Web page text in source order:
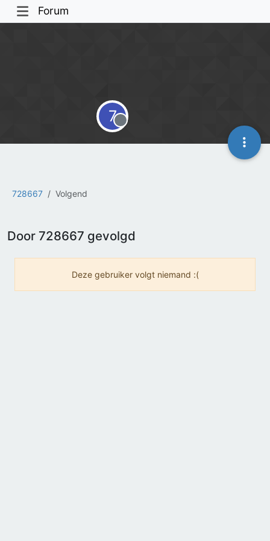
Forum
728667 Volgend
7
Offline
Door 728667 gevolgd
Deze gebruiker volgt niemand :(